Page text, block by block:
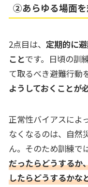
➁あらゆる場面
2点目は、 定期的に
ことです。日頃の訓
て取るべき避難行動
ようしておくことが
正常性バイアスによ
なくなるのは、自然
ん。そのため訓練では
だったらどうするか
したらどうするかな